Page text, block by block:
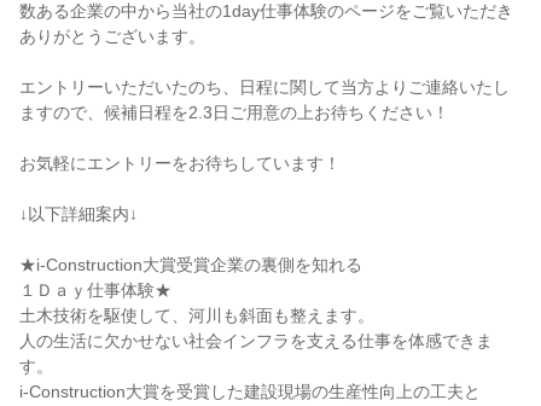
数ある企業の中から当社の1day仕事体験のページをご覧いただき
ありがとうございます。
エントリーいただいたのち、日程に関して当方よりご連絡いたし
ますので、候補日程を2.3日ご用意の上お待ちください！
お気軽にエントリーをお待ちしています！
↓以下詳細案内↓
★i-Construction大賞受賞企業の裏側を知れる
１Ｄａｙ仕事体験★
土木技術を駆使して、河川も斜面も整えます。
人の生活に欠かせない社会インフラを支える仕事を体感できま
す。
i-Construction大賞を受賞した建設現場の生産性向上の工夫と